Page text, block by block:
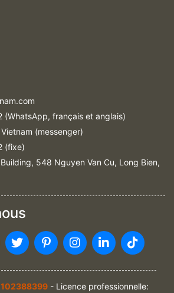
(WhatsApp, français et anglais)
(messenger)
(fixe)
548 Nguyen Van Cu, Long Bien,
- Licence professionnelle: